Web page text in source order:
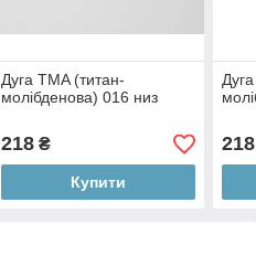
Дуга TMA (титан-
молібденова) 016 низ
218₴
Купити
218